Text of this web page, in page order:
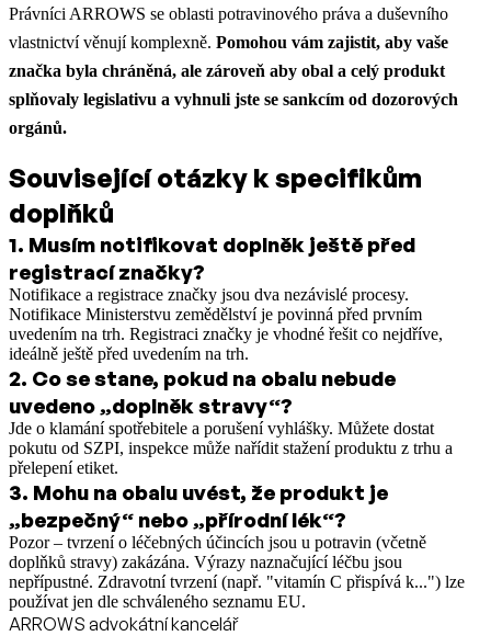
Právníci ARROWS se oblasti potravinového práva a duševního
vlastnictví věnují komplexně. Pomohou vám zajistit, aby vaše
značka byla chráněná, ale zároveň aby obal a celý produkt
splňovaly legislativu a vyhnuli jste se sankcím od dozorových
orgánů.
Související otázky k specifikům
doplňků
1. Musím notifikovat doplněk ještě před
registrací značky?
Notifikace a registrace značky jsou dva nezávislé procesy.
Notifikace Ministerstvu zemědělství je povinná před prvním
uvedením na trh. Registraci značky je vhodné řešit co nejdříve,
ideálně ještě před uvedením na trh.
2. Co se stane, pokud na obalu nebude
uvedeno „doplněk stravy“?
Jde o klamání spotřebitele a porušení vyhlášky. Můžete dostat
pokutu od SZPI, inspekce může nařídit stažení produktu z trhu a
přelepení etiket.
3. Mohu na obalu uvést, že produkt je
„bezpečný“ nebo „přírodní lék“?
Pozor – tvrzení o léčebných účincích jsou u potravin (včetně
doplňků stravy) zakázána. Výrazy naznačující léčbu jsou
nepřípustné. Zdravotní tvrzení (např. "vitamín C přispívá k...") lze
používat jen dle schváleného seznamu EU.
ARROWS advokátní kancelář